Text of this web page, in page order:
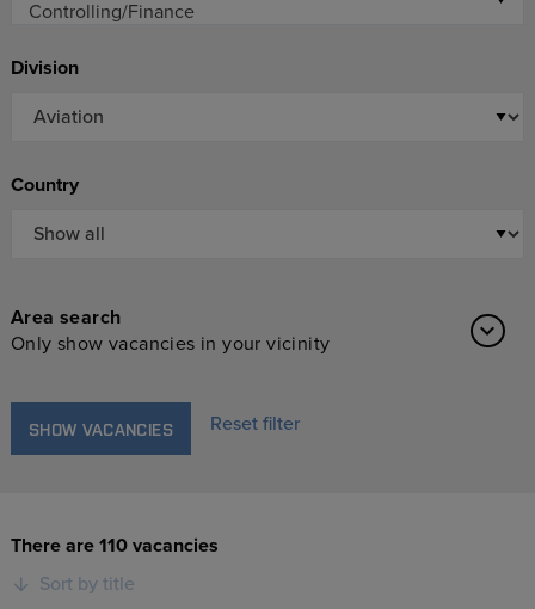
Division
Country
Area search
Only show vacancies in your vicinity
SHOW VACANCIES Reset filter
There are 110 vacancies
Sort by title